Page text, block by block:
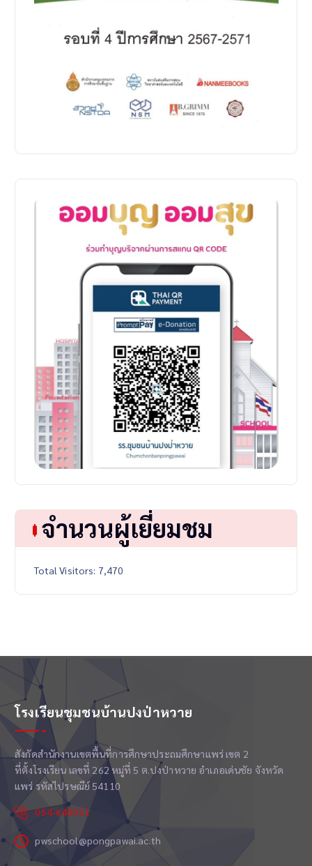
จำนวนผู้เยี่ยมชม
Total Visitors: 7,470
โรงเรียนชุมชนบ้านปงป่าหวาย
สังกัดสำนักงานเขตพื้นที่การศึกษาประถมศึกษาแพร่ เขต 2
ที่ตั้งโรงเรียน เลขที่ 262 หมู่ที่ 5 ต.ปงป่าหวาย อำเภอเด่นชัย จังหวัด
แพร่ รหัสไปรษณีย์ 54110
054-640051
pwschool@pongpawai.ac.th